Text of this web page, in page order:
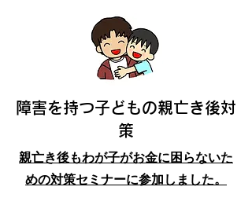
障害を持つ子どもの親亡き後対
策
親亡き後もわが子がお金に困らないた
めの対策セミナーに参加しました。